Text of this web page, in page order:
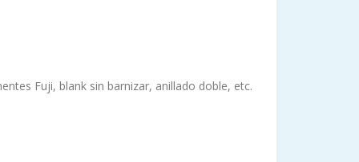
Fuji, blank sin barnizar, anillado doble, etc.